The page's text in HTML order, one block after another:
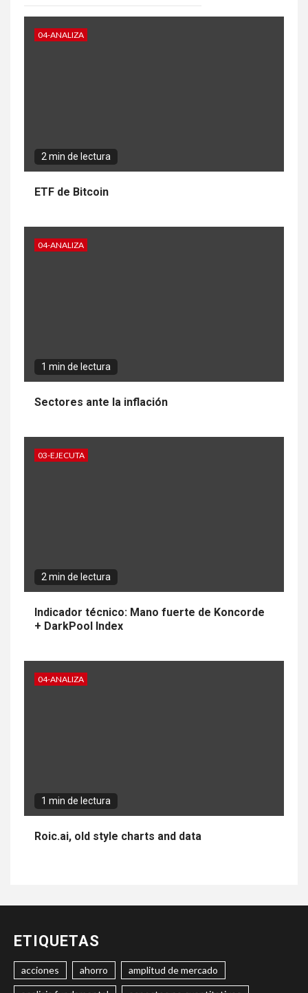
04-ANALIZA
2 min de lectura
ETF de Bitcoin
04-ANALIZA
1 min de lectura
Sectores ante la inflación
03-EJECUTA
2 min de lectura
Indicador técnico: Mano fuerte de Koncorde
+ DarkPool Index
04-ANALIZA
1 min de lectura
Roic.ai, old style charts and data
ETIQUETAS
acciones ahorro amplitud de mercado